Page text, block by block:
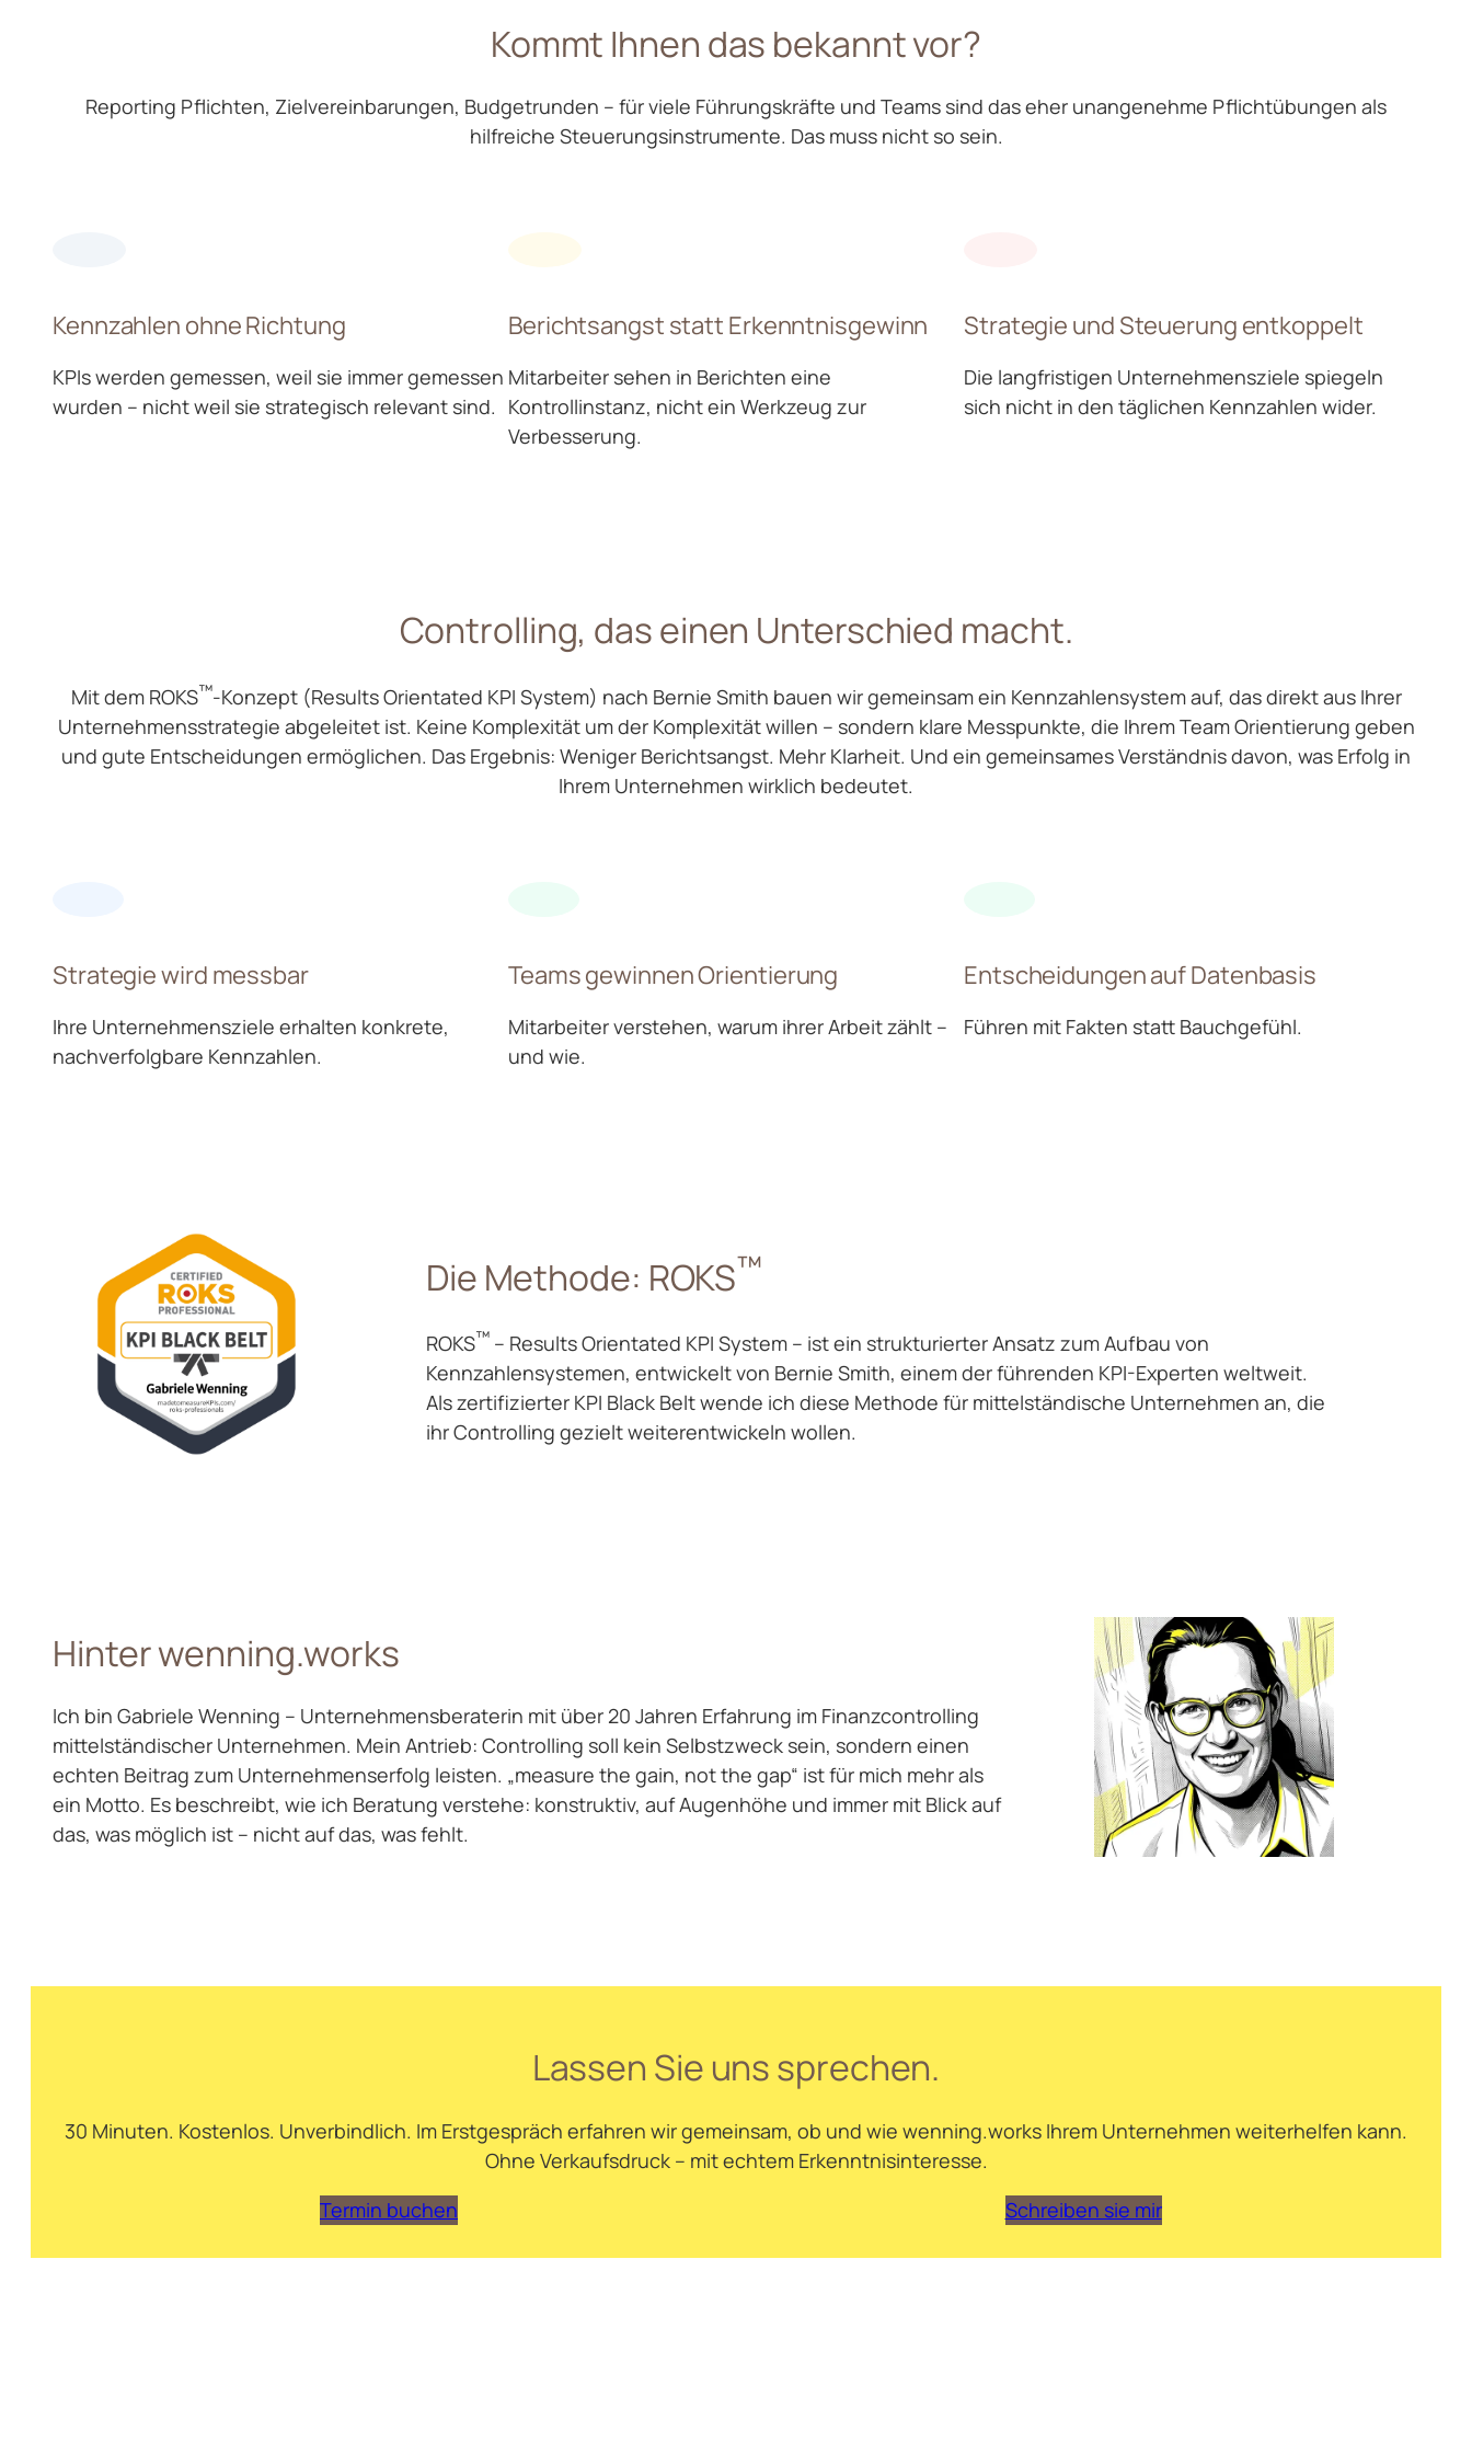
Kommt Ihnen das bekannt vor?
Reporting Pflichten, Zielvereinbarungen, Budgetrunden – für viele Führungskräfte und Teams sind das eher unangenehme Pflichtübungen als
hilfreiche Steuerungsinstrumente. Das muss nicht so sein.
Kennzahlen ohne Richtung
KPIs werden gemessen, weil sie immer gemessen
wurden – nicht weil sie strategisch relevant sind.
Berichtsangst statt Erkenntnisgewinn
Mitarbeiter sehen in Berichten eine
Kontrollinstanz, nicht ein Werkzeug zur
Verbesserung.
Strategie und Steuerung entkoppelt
Die langfristigen Unternehmensziele spiegeln
sich nicht in den täglichen Kennzahlen wider.
Controlling, das einen Unterschied macht.
Mit dem ROKS™-Konzept (Results Orientated KPI System) nach Bernie Smith bauen wir gemeinsam ein Kennzahlensystem auf, das direkt aus Ihrer
Unternehmensstrategie abgeleitet ist. Keine Komplexität um der Komplexität willen – sondern klare Messpunkte, die Ihrem Team Orientierung geben
und gute Entscheidungen ermöglichen. Das Ergebnis: Weniger Berichtsangst. Mehr Klarheit. Und ein gemeinsames Verständnis davon, was Erfolg in
Ihrem Unternehmen wirklich bedeutet.
Strategie wird messbar
Ihre Unternehmensziele erhalten konkrete,
nachverfolgbare Kennzahlen.
Teams gewinnen Orientierung
Mitarbeiter verstehen, warum ihrer Arbeit zählt –
und wie.
Entscheidungen auf Datenbasis
Führen mit Fakten statt Bauchgefühl.
Die Methode: ROKS™
ROKS™– Results Orientated KPI System – ist ein strukturierter Ansatz zum Aufbau von
Kennzahlensystemen, entwickelt von Bernie Smith, einem der führenden KPI-Experten weltweit.
Als zertifizierter KPI Black Belt wende ich diese Methode für mittelständische Unternehmen an, die
ihr Controlling gezielt weiterentwickeln wollen.
Hinter wenning.works
Ich bin Gabriele Wenning – Unternehmensberaterin mit über 20 Jahren Erfahrung im Finanzcontrolling
mittelständischer Unternehmen. Mein Antrieb: Controlling soll kein Selbstzweck sein, sondern einen
echten Beitrag zum Unternehmenserfolg leisten. „measure the gain, not the gap“ ist für mich mehr als
ein Motto. Es beschreibt, wie ich Beratung verstehe: konstruktiv, auf Augenhöhe und immer mit Blick auf
das, was möglich ist – nicht auf das, was fehlt.
Lassen Sie uns sprechen.
30 Minuten. Kostenlos. Unverbindlich. Im Erstgespräch erfahren wir gemeinsam, ob und wie wenning.works Ihrem Unternehmen weiterhelfen kann.
Ohne Verkaufsdruck – mit echtem Erkenntnisinteresse.
Termin buchen
Schreiben sie mir